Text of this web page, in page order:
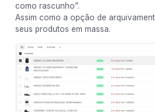
como rascunho”.
Assim como a opção de
seus produtos em massa.